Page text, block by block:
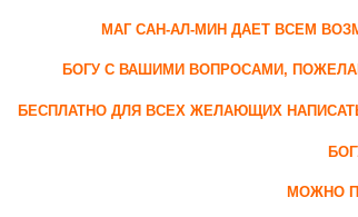
МАГ САН-АЛ-МИН ДАЕТ ВСЕМ
БОГУ С ВАШИМИ ВОПРОСАМИ,
БЕСПЛАТНО ДЛЯ ВСЕХ ЖЕЛАЮЩИХ
МОЖНО